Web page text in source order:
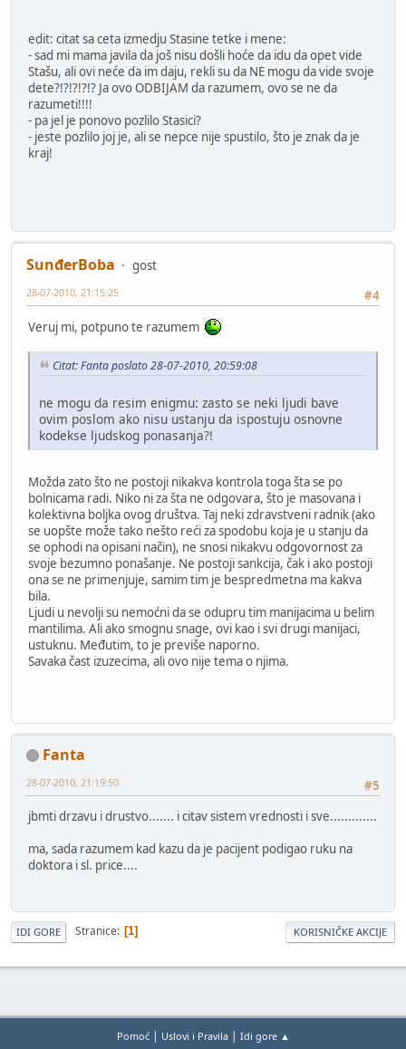
edit: citat sa ceta izmedju Stasine tetke i mene:
- sad mi mama javila da još nisu došli hoće da idu da opet vide
Stašu, ali ovi neće da im daju, rekli su da NE mogu da vide svoje
dete?!?!?!?!? Ja ovo ODBIJAM da razumem, ovo se ne da
razumeti!!!!
- pa jel je ponovo pozlilo Stasici?
- jeste pozlilo joj je, ali se nepce nije spustilo, što je znak da je
kraj!
SunđerBoba
gost
#4
28-07-2010, 21:15:25
Veruj mi, potpuno te razumem
Citat: Fanta poslato 28-07-2010, 20:59:08
ne mogu da resim enigmu: zasto se neki ljudi bave
ovim poslom ako nisu ustanju da ispostuju osnovne
kodekse ljudskog ponasanja?!
Možda zato što ne postoji nikakva kontrola toga šta se po
bolnicama radi. Niko ni za šta ne odgovara, što je masovana i
kolektivna boljka ovog društva. Taj neki zdravstveni radnik (ako
se uopšte može tako nešto reći za spodobu koja je u stanju da
se ophodi na opisani način), ne snosi nikakvu odgovornost za
svoje bezumno ponašanje. Ne postoji sankcija, čak i ako postoji
ona se ne primenjuje, samim tim je bespredmetna ma kakva
bila.
Ljudi u nevolji su nemoćni da se odupru tim manijacima u belim
mantilima. Ali ako smognu snage, ovi kao i svi drugi manijaci,
ustuknu. Međutim, to je previše naporno.
Savaka čast izuzecima, ali ovo nije tema o njima.
Fanta
#5
28-07-2010, 21:19:50
jbmti drzavu i drustvo....... i citav sistem vrednosti i sve.............
ma, sada razumem kad kazu da je pacijent podigao ruku na
doktora i sl. price....
IDI GORE Stranice 1 KORISNIČKE AKCIJE
Pomoć| Uslovi i Pravila| Idi gore ▲